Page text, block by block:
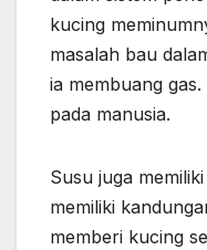
kucing
masalah bau
ia membuang
pada manusia.
Susu juga
memiliki
memberi kucing